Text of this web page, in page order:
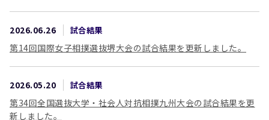
2026.06.26 試合結果
第14回国際女子相撲選抜堺大会の試合結果を更新しました。
2026.05.20 試合結果
第34回全国選抜大学・社会人対抗相撲九州大会の試合結果を更
新しました。